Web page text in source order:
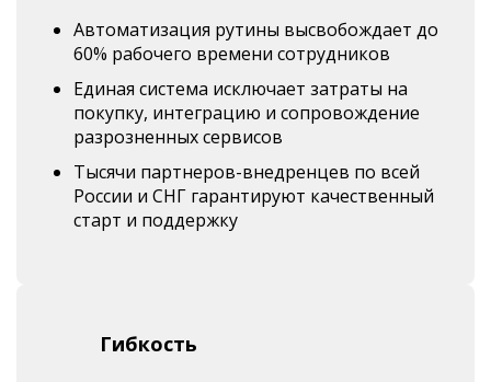
Автоматизация рутины высвобождает до
60% рабочего времени сотрудников
Единая система исключает затраты на
покупку, интеграцию и сопровождение
разрозненных сервисов
Тысячи партнеров-внедренцев по всей
России и СНГ гарантируют качественный
старт и поддержку
Гибкость